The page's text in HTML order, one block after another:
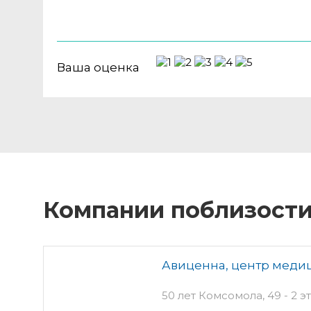
Ваша оценка
Компании поблизости
Авиценна, центр
50 лет Комсомола, 49 - 2